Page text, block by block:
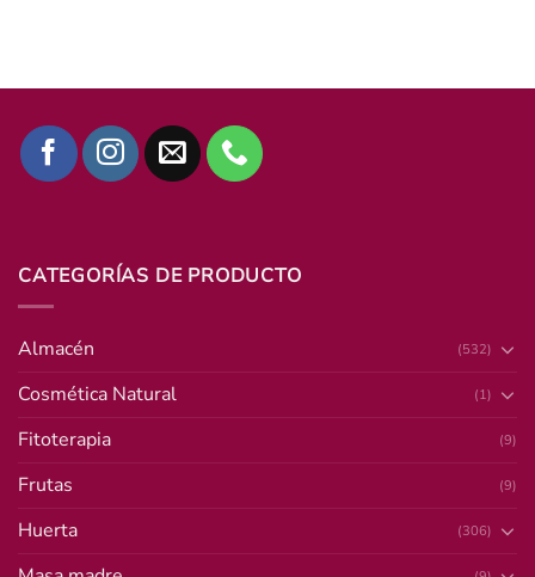
CATEGORÍAS DE PRODUCTO
Almacén (532)
Cosmética Natural (1)
Fitoterapia (9)
Frutas (9)
Huerta (306)